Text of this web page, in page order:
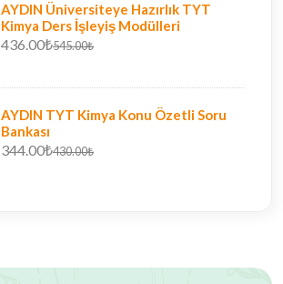
AYDIN Üniversiteye Hazırlık TYT
Kimya Ders İşleyiş Modülleri
436.00₺545.00₺
AYDIN TYT Kimya Konu Özetli Soru
Bankası
344.00₺430.00₺